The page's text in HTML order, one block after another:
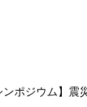
ポジウム】震